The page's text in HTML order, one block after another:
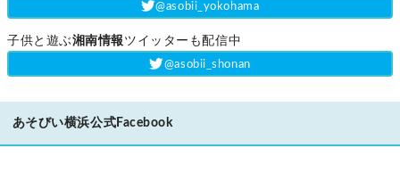
‎@asobii_yokohama
子供と遊ぶ湘南情報ツイッターも配信中
‎@asobii_shonan
あそびい横浜公式Facebook